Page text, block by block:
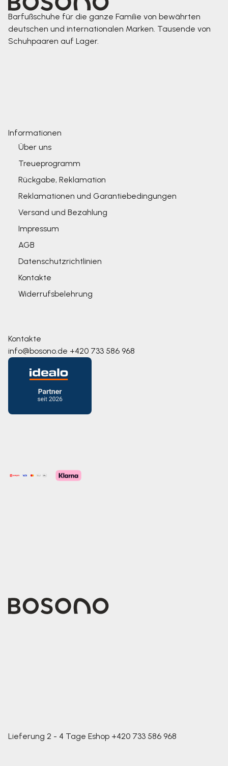
Barfußschuhe für die ganze Familie von bewährten
deutschen und internationalen Marken. Tausende von
Schuhpaaren auf Lager.
Informationen
Über uns
Treueprogramm
Rückgabe, Reklamation
Reklamationen und Garantiebedingungen
Versand und Bezahlung
Impressum
AGB
Datenschutzrichtlinien
Kontakte
Widerrufsbelehrung
Kontakte
info@bosono.de +420 733 586 968
Lieferung 2 - 4 Tage Eshop +420 733 586 968